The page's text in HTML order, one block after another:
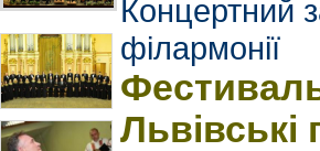
Концертний
філармонії
Львівські